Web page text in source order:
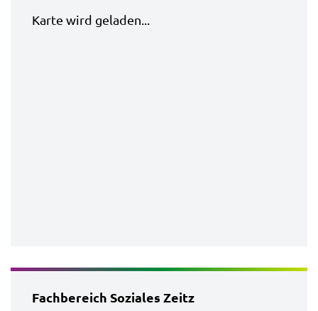
Karte wird geladen...
Fachbereich Soziales Zeitz